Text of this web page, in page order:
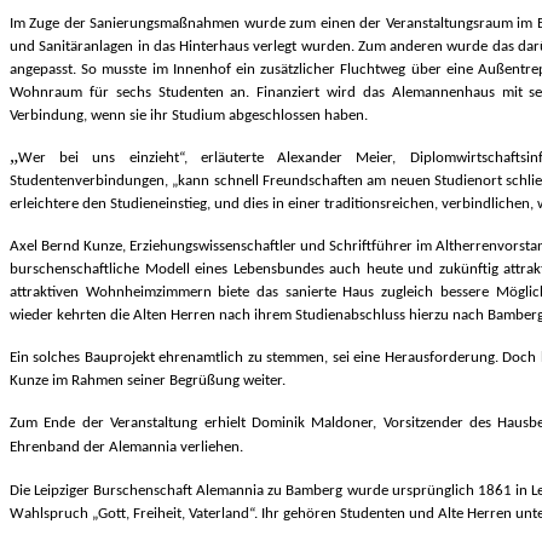
Im Zuge der Sanierungsmaßnahmen wurde zum einen der Veranstaltungsraum
und Sanitäranlagen in das Hinterhaus verlegt wurden. Zum anderen wurde das
angepasst. So musste im Innenhof ein zusätzlicher Fluchtweg über eine
Wohnraum für sechs Studenten an. Finanziert wird das Alemannenhaus
Verbindung, wenn sie ihr Studium abgeschlossen haben.
„Wer bei uns einzieht“, erläuterte Alexander Meier,
Studentenverbindungen, „kann schnell Freundschaften am neuen Studienort
erleichtere den Studieneinstieg, und dies in einer traditionsreichen, verbindlichen,
Axel Bernd Kunze, Erziehungswissenschaftler und Schriftführer im
burschenschaftliche Modell eines Lebensbundes auch heute und zukünftig
attraktiven Wohnheimzimmern biete das sanierte Haus zugleich bessere
wieder kehrten die Alten Herren nach ihrem Studienabschluss hierzu nach
Ein solches Bauprojekt ehrenamtlich zu stemmen, sei eine Herausforderung.
Kunze im Rahmen seiner Begrüßung weiter.
Zum Ende der Veranstaltung erhielt Dominik Maldoner, Vorsitzender des
Ehrenband der Alemannia verliehen.
Die Leipziger Burschenschaft Alemannia zu Bamberg wurde ursprünglich 1861 in
Wahlspruch „Gott, Freiheit, Vaterland“. Ihr gehören Studenten und Alte Herren